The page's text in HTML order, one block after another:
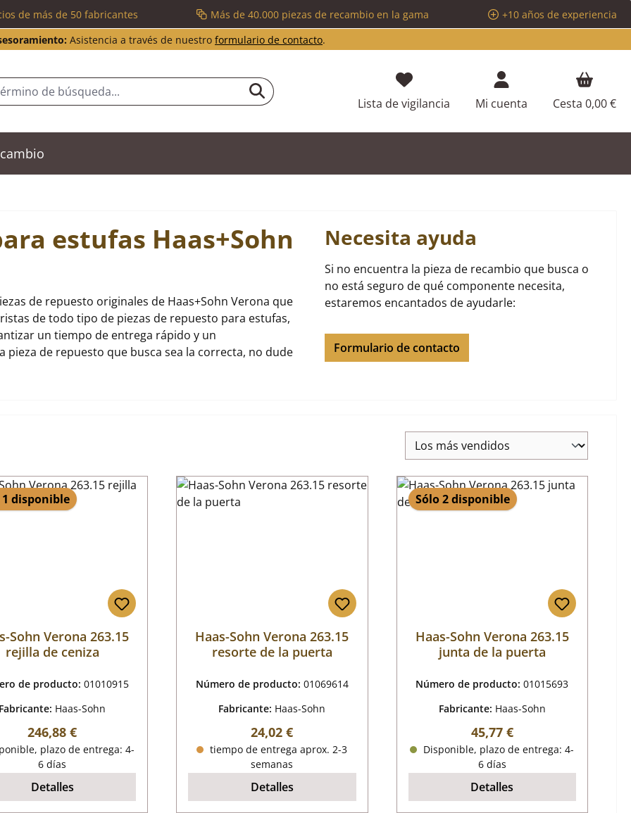
de más de 50 fabricantes Más de 40.000 piezas de recambio en la gama
+10 años de experiencia
Asistencia a través de nuestro formulario de contacto.
Lista de vigilancia Tienes 0 artículos en tu lista de
Mi cuenta Cesta 0,00 €
estufas Haas+Sohn
de repuesto originales de Haas+Sohn Verona que
de todo tipo de piezas de repuesto para estufas,
un tiempo de entrega rápido y un
de repuesto que busca sea la correcta, no dude
Necesita ayuda
Si no encuentra la pieza de recambio que busca o
no está seguro de qué componente necesita,
estaremos encantados de ayudarle:
Formulario de contacto
1 disponible
Sohn Verona 263.15
rejilla de ceniza
de producto: 01010915
Fabricante: Haas-Sohn
Precio normal:
246,88 €
plazo de entrega: 4-
6 días
Detalles
Haas-Sohn Verona 263.15
resorte de la puerta
Número de producto: 01069614
Fabricante: Haas-Sohn
Precio normal:
24,02 €
tiempo de entrega aprox. 2-3
semanas
Detalles
Sólo 2 disponible
Haas-Sohn Verona 263.15
junta de la puerta
Número de producto:01015693
Fabricante: Haas-Sohn
Precio normal:
45,77 €
Disponible, plazo de entrega: 4-
6 días
Detalles